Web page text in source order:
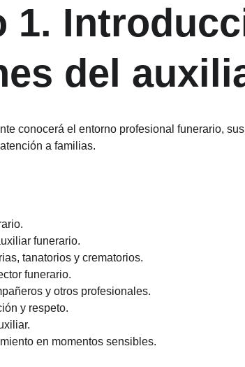
1.
del
conocerá el entorno profesional funerario,
a familias.
funerario.
tanatorios y crematorios.
funerario.
y otros profesionales.
y respeto.
en momentos sensibles.